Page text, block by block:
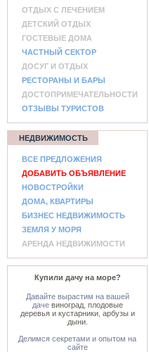
ОТДЫХ С ЛЕЧЕНИЕМ
ДЕТСКИЙ ОТДЫХ
ГОСТЕВЫЕ ДОМА
ЧАСТНЫЙ СЕКТОР
ДОСУГ И ОТДЫХ
РЕСТОРАНЫ И БАРЫ
ДОСТОПРИМЕЧАТЕЛЬНОСТИ
ОТЗЫВЫ ТУРИСТОВ
НЕДВИЖИМОСТЬ
ВСЕ ПРЕДЛОЖЕНИЯ
ДОБАВИТЬ ОБЪЯВЛЕНИЕ
НОВОСТРОЙКИ
ДОМА, КВАРТИРЫ
БИЗНЕС НЕДВИЖИМОСТЬ
ЗЕМЛЯ У МОРЯ
АРЕНДА НЕДВИЖИМОСТИ
Купили дачу на море?
Давайте вырастим на вашей
даче виноград, плодовые
деревья и кустарники, арбузы и
дыни.
Делимся секретами и опытом на
сайте